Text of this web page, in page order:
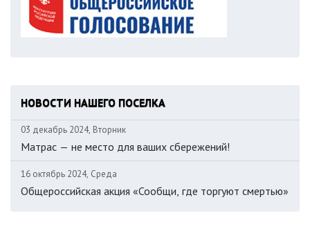
НОВОСТИ НАШЕГО ПОСЕЛКА
03 декабрь 2024, Вторник
Матрас — не место для ваших сбережений!
16 октябрь 2024, Среда
Общероссийская акция «Сообщи, где торгуют смертью»